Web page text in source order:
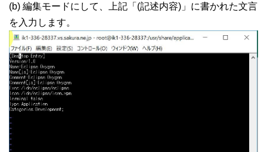
(b) 編集モードにして、上記「(記述内容)」に書かれた文言
を入力します。